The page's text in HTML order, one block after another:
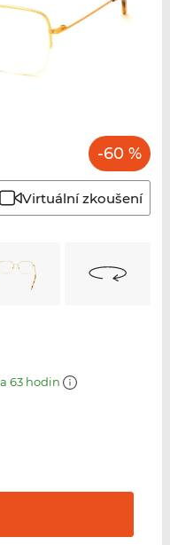
-60 %
Virtuální zkoušení
63 hodin